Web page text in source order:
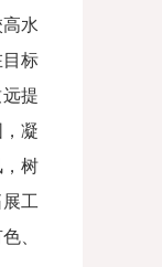
水
标
提
凝
树
工
、